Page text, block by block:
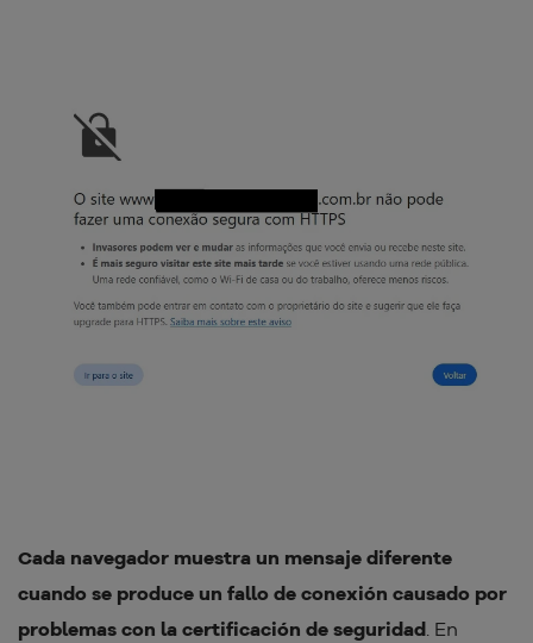
Cada navegador muestra un mensaje diferente
cuando se produce un fallo de conexión causado por
problemas con la certificación de seguridad. En